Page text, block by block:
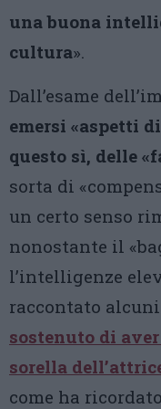
una buona
cultura».
Dall’esame
emersi «aspetti
questo sì, delle
sorta di
un certo senso
nonostante il
l’intelligenze
raccontato
sostenuto di
sorella
come ha